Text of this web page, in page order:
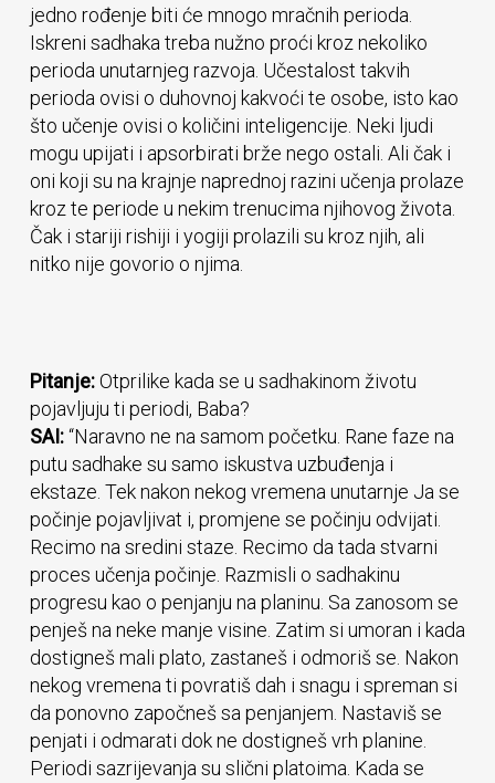
jedno rođenje biti će mnogo mračnih perioda.
Iskreni sadhaka treba nužno proći kroz nekoliko
perioda unutarnjeg razvoja. Učestalost takvih
perioda ovisi o duhovnoj kakvoći te osobe, isto kao
što učenje ovisi o količini inteligencije. Neki ljudi
mogu upijati i apsorbirati brže nego ostali. Ali čak i
oni koji su na krajnje naprednoj razini učenja prolaze
kroz te periode u nekim trenucima njihovog života.
Čak i stariji rishiji i yogiji prolazili su kroz njih, ali
nitko nije govorio o njima.
Pitanje:Otprilike kada se u sadhakinom životu
pojavljuju ti periodi, Baba?
SAI:“Naravno ne na samom početku. Rane faze na
putu sadhake su samo iskustva uzbuđenja i
ekstaze. Tek nakon nekog vremena unutarnje Ja se
počinje pojavljivat i, promjene se počinju odvijati.
Recimo na sredini staze. Recimo da tada stvarni
proces učenja počinje. Razmisli o sadhakinu
progresu kao o penjanju na planinu. Sa zanosom se
penješ na neke manje visine. Zatim si umoran i kada
dostigneš mali plato, zastaneš i odmoriš se. Nakon
nekog vremena ti povratiš dah i snagu i spreman si
da ponovno započneš sa penjanjem. Nastaviš se
penjati i odmarati dok ne dostigneš vrh planine.
Periodi sazrijevanja su slični platoima. Kada se